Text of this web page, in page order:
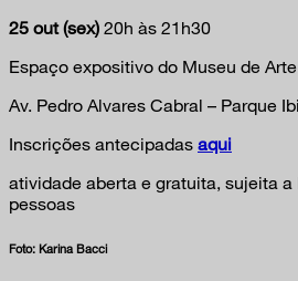
25 out (sex) 20h às 21h30
Espaço expositivo do Museu de
Av. Pedro Alvares Cabral – Parque
Inscrições antecipadas aqui
atividade aberta e gratuita, sujeita
pessoas
Foto: Karina Bacci